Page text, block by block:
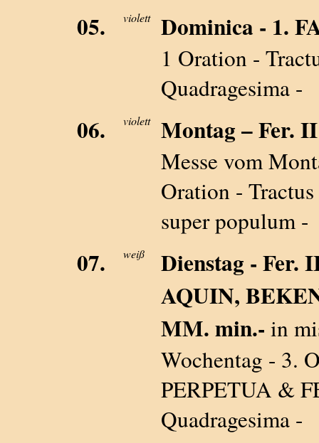
05. violett Dominica - 1.
1 Oration -
Quadragesima -
06. violett Montag – Fer.
Messe vom
Oration -
super populum -
07. weiß
Dienstag - Fer.
AQUIN,
MM. min.- in
Wochentag - 3.
PERPETUA &
Quadragesima -